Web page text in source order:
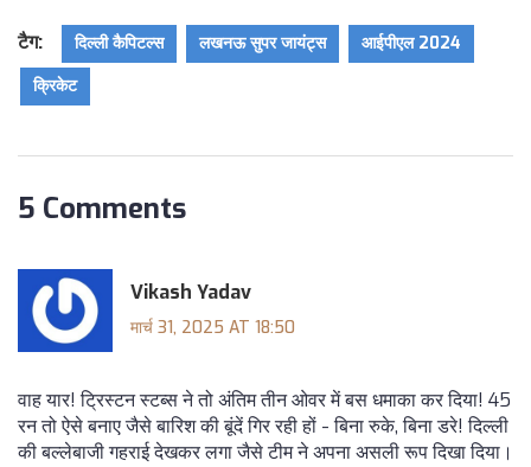
टैग: दिल्ली कैपिटल्स लखनऊ सुपर जायंट्स
आईपीएल 2024
क्रिकेट
5 Comments
Vikash Yadav
मार्च 31, 2025 AT 18:50
वाह यार! ट्रिस्टन स्टब्स ने तो अंतिम तीन ओवर में बस धमाका कर दिया! 45
रन तो ऐसे बनाए जैसे बारिश की बूंदें गिर रही हों - बिना रुके, बिना डरे! दिल्ली
की बल्लेबाजी गहराई देखकर लगा जैसे टीम ने अपना असली रूप दिखा दिया।